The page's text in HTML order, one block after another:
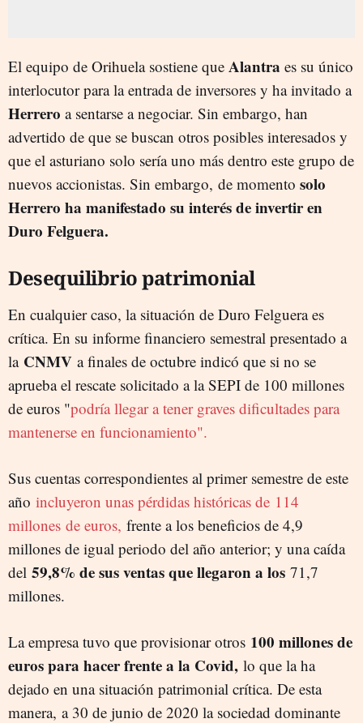
El equipo de Orihuela sostiene que Alantra es su único
interlocutor para la entrada de inversores y ha invitado a
Herrero a sentarse a negociar. Sin embargo, han
advertido de que se buscan otros posibles interesados y
que el asturiano solo sería uno más dentro este grupo de
nuevos accionistas. Sin embargo, de momento solo
Herrero ha manifestado su interés de invertir en
Duro Felguera.
Desequilibrio patrimonial
En cualquier caso, la situación de Duro Felguera es
crítica. En su informe financiero semestral presentado a
la CNMV a finales de octubre indicó que si no se
aprueba el rescate solicitado a la SEPI de 100 millones
de euros "podría llegar a tener graves dificultades para
mantenerse en funcionamiento".
Sus cuentas correspondientes al primer semestre de este
año incluyeron unas pérdidas históricas de 114
millones de euros, frente a los beneficios de 4,9
millones de igual periodo del año anterior; y una caída
del 59,8% de sus ventas que llegaron a los 71,7
millones.
La empresa tuvo que provisionar otros 100 millones de
euros para hacer frente a la Covid, lo que la ha
dejado en una situación patrimonial crítica. De esta
manera, a 30 de junio de 2020 la sociedad dominante